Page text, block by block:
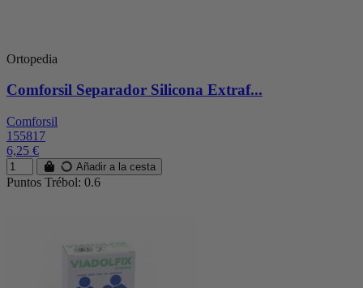
Ortopedia
Comforsil Separador Silicona Extraf...
Comforsil
155817
6,25 €
Añadir a la cesta
Puntos Trébol: 0.6